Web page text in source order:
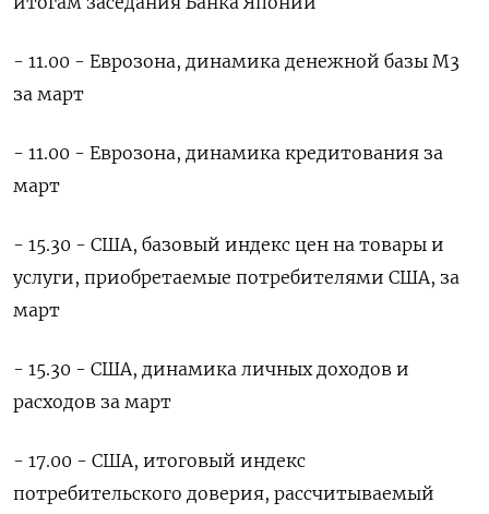
- 11.00 - Еврозона, динамика денежной базы М3
за март
- 11.00 - Еврозона, динамика кредитования за
март
- 15.30 - США, базовый индекс цен на товары и
услуги, приобретаемые потребителями США, за
март
- 15.30 - США, динамика личных доходов и
расходов за март
- 17.00 - США, итоговый индекс
потребительского доверия, рассчитываемый